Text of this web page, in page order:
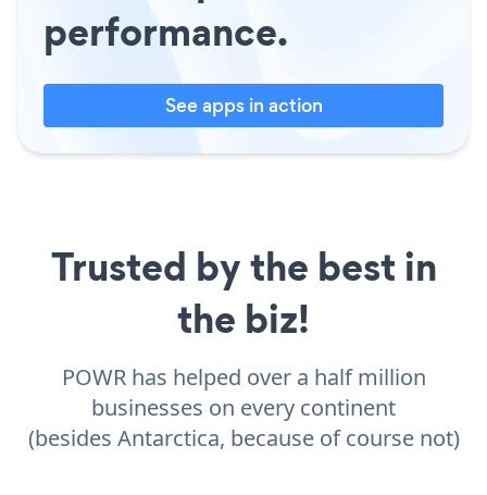
performance.
See apps in action
Trusted by the best in
the biz!
POWR has helped over a half million
businesses on every continent
(besides Antarctica, because of course not)